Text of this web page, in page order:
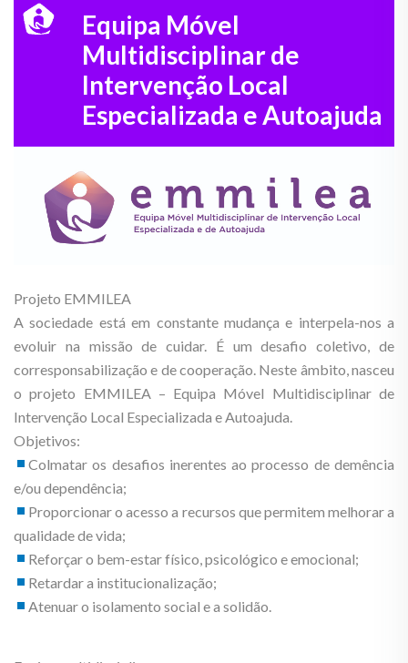
Equipa Móvel
Multidisciplinar de
Intervenção Local
Especializada e Autoajuda
Projeto EMMILEA
A sociedade está em constante mudança e interpela-nos a
evoluir na missão de cuidar. É um desafio coletivo, de
corresponsabilização e de cooperação. Neste âmbito, nasceu
o projeto EMMILEA – Equipa Móvel Multidisciplinar de
Intervenção Local Especializada e Autoajuda.
Objetivos:
Colmatar os desafios inerentes ao processo de demência
e/ou dependência;
Proporcionar o acesso a recursos que permitem melhorar a
qualidade de vida;
Reforçar o bem-estar físico, psicológico e emocional;
Retardar a institucionalização;
Atenuar o isolamento social e a solidão.